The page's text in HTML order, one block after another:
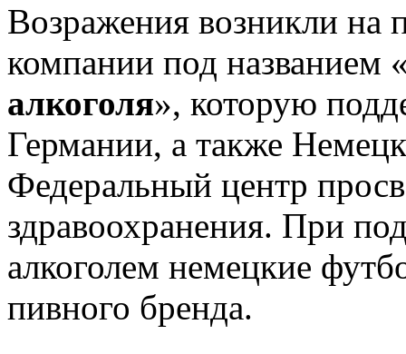
Возражения возникли на
компании под названием
алкоголя», которую
Германии, а также
Федеральный центр
здравоохранения. При
алкоголем немецкие
пивного бренда.